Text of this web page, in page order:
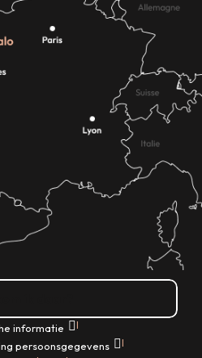
informatie |
persoonsgegevens |